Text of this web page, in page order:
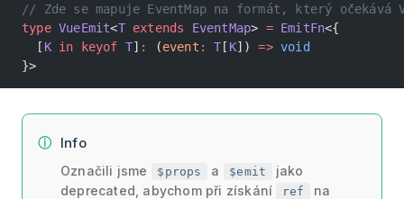
// Zde se mapuje EventMap na formát, který očekává
type VueEmit<T extends EventMap> = EmitFn<{
  [
K in keyof T] : (event : T [ K]) => void
}>
Info
Označili jsme $props a $emit
jako
deprecated, abychom při získání
ref
na